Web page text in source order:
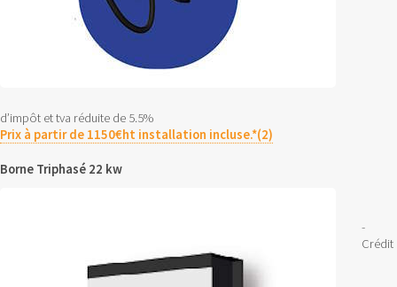
d’impôt et tva réduite de 5.5%
Prix à partir de 1150€ht installation incluse.*(2)
Borne Triphasé 22 kw
-
Crédit